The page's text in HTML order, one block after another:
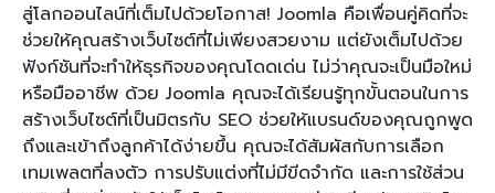
สู่โลกออนไลน์ที่เต็มไปด้วยโอกาส! Joomla คือเพื่อนคู่คิดที่จะ
ช่วยให้คุณสร้างเว็บไซต์ที่ไม่เพียงสวยงาม แต่ยังเต็มไปด้วย
ฟังก์ชันที่จะทำให้ธุรกิจของคุณโดดเด่น ไม่ว่าคุณจะเป็นมือใหม่
หรือมืออาชีพ ด้วย Joomla คุณจะได้เรียนรู้ทุกขั้นตอนในการ
สร้างเว็บไซต์ที่เป็นมิตรกับ SEO ช่วยให้แบรนด์ของคุณถูกพูด
ถึงและเข้าถึงลูกค้าได้ง่ายขึ้น คุณจะได้สัมผัสกับการเลือก
เทมเพลตที่ลงตัว การปรับแต่งที่ไม่มีขีดจำกัด และการใช้ส่วน